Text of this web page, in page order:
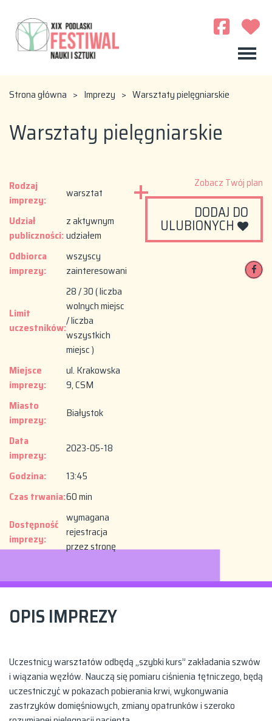
Strona główna > Imprezy > Warsztaty pielęgniarskie
Warsztaty pielęgniarskie
Rodzaj
imprezy:
warsztat
Udział
publiczności:
z aktywnym
udziałem
Odbiorca
imprezy:
wszyscy
zainteresowani
Limit
uczestników:
28 / 30 ( liczba
wolnych miejsc
/ liczba
wszystkich
miejsc )
Miejsce
imprezy:
ul. Krakowska
9, CSM
Miasto
imprezy:
Białystok
Data
imprezy:
2023-05-18
Godzina:
13:45
Czas trwania:60 min
Dostępność
imprezy:
wymagana
rejestracja
przez stronę
Zobacz Twój plan
DODAJ DO
ULUBIONYCH
OPIS IMPREZY
Uczestnicy warsztatów odbędą „szybki kurs” zakładania szwów
i wiązania węzłów. Nauczą się pomiaru ciśnienia tętniczego, będą
uczestniczyć w pokazach pobierania krwi, wykonywania
zastrzyków domięśniowych, zmiany opatrunków i szeroko